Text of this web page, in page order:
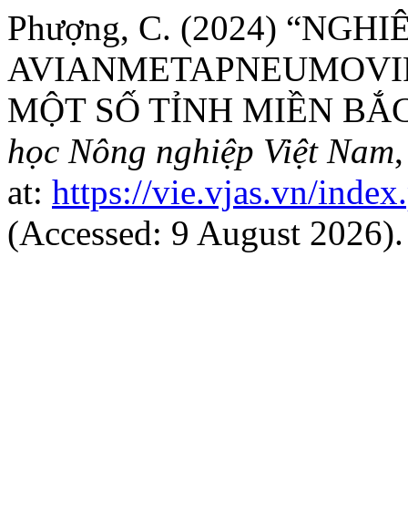
Phượng, C. (2024)
MỘT SỐ TỈNH MIỀN
học Nông nghiệp Việt Nam
at: https://vie.vjas.vn/
(Accessed: 9 August 2026).